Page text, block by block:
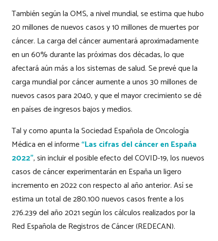
También según la OMS, a nivel mundial, se estima que hubo
20 millones de nuevos casos y 10 millones de muertes por
cáncer. La carga del cáncer aumentará aproximadamente
en un 60% durante las próximas dos décadas, lo que
afectará aún más a los sistemas de salud. Se prevé que la
carga mundial por cáncer aumente a unos 30 millones de
nuevos casos para 2040, y que el mayor crecimiento se dé
en países de ingresos bajos y medios.
Tal y como apunta la Sociedad Española de Oncología
Médica en el informe“Las cifras del cáncer en España
2022”, sin incluir el posible efecto del COVID-19, los nuevos
casos de cáncer experimentarán en España un ligero
incremento en 2022 con respecto al año anterior. Así se
estima un total de 280.100 nuevos casos frente a los
276.239 del año 2021 según los cálculos realizados por la
Red Española de Registros de Cáncer (REDECAN).